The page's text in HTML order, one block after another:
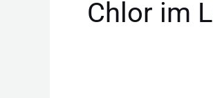
Chlor im